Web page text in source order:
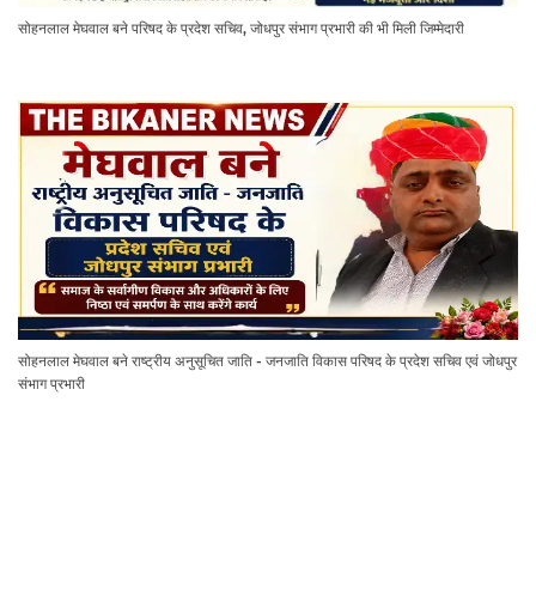
सोहनलाल मेघवाल बने परिषद के प्रदेश सचिव, जोधपुर संभाग प्रभारी की भी मिली जिम्मेदारी
सोहनलाल मेघवाल बने राष्ट्रीय अनुसूचित जाति - जनजाति विकास परिषद के प्रदेश सचिव एवं जोधपुर
संभाग प्रभारी